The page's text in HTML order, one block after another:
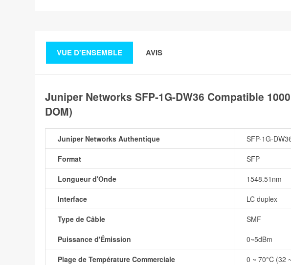
VUE D'ENSEMBLE AVIS
Juniper Networks SFP-1G-DW36 Compatible
DOM)
Juniper Networks Authentique SFP-1G-
Format SFP
Longueur d'Onde 1548.51nm
Interface LC duplex
Type de Câble SMF
Puissance d'Émission 0~5dBm
Plage de Température Commerciale 0 ~ 70°C (32